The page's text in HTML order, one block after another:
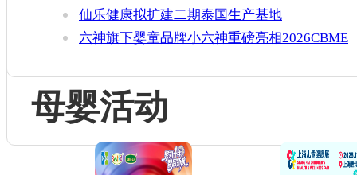
仙乐健康拟扩建二期泰国生产基地
六神旗下婴童品牌小六神重磅亮相2026CBME
母婴活动